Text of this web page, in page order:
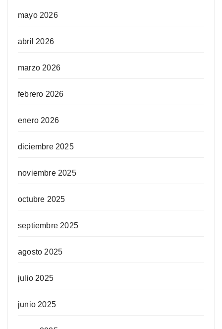
mayo 2026
abril 2026
marzo 2026
febrero 2026
enero 2026
diciembre 2025
noviembre 2025
octubre 2025
septiembre 2025
agosto 2025
julio 2025
junio 2025